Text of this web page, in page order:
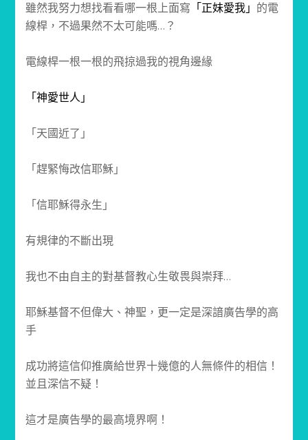
雖然我努力想找看看哪一根上面寫 「正妹愛我」 的電
線桿，不過果然不太可能嗎…？
電線桿一根一根的飛掠過我的視角邊緣
「神愛世人」
「天國近了」
「趕緊悔改信耶穌」
「信耶穌得永生」
有規律的不斷出現
我也不由自主的對基督教心生敬畏與崇拜…
耶穌基督不但偉大、神聖，更一定是深諳廣告學的高
手
成功將這信仰推廣給世界十幾億的人無條件的相信！
並且深信不疑！
這才是廣告學的最高境界啊！